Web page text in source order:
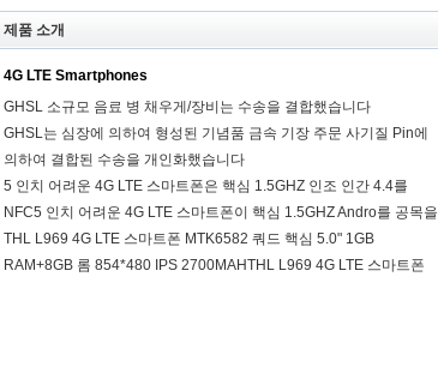
제품 소개
4G LTE Smartphones
GHSL 소규모 음료 병 채우게/장비는 수송을 결합했습니다
GHSL는 심장에 의하여 형성된 기념품 금속 기장 주문 사기질 Pin에
의하여 결합된 수송을 개인화했습니다
5 인치 어려운 4G LTE 스마트폰은 핵심 1.5GHZ 인조 인간 4.4를
NFC5 인치 어려운 4G LTE 스마트폰이 핵심 1.5GHZ Andro를 공목을
넣는 공목을 넣습니다
THL L969 4G LTE 스마트폰 MTK6582 쿼드 핵심 5.0" 1GB
RAM+8GB 롬 854*480 IPS 2700MAHTHL L969 4G LTE 스마트폰